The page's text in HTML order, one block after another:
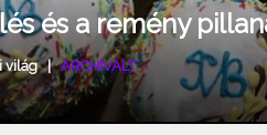
és a remény
világ|ARCHIVÁLT